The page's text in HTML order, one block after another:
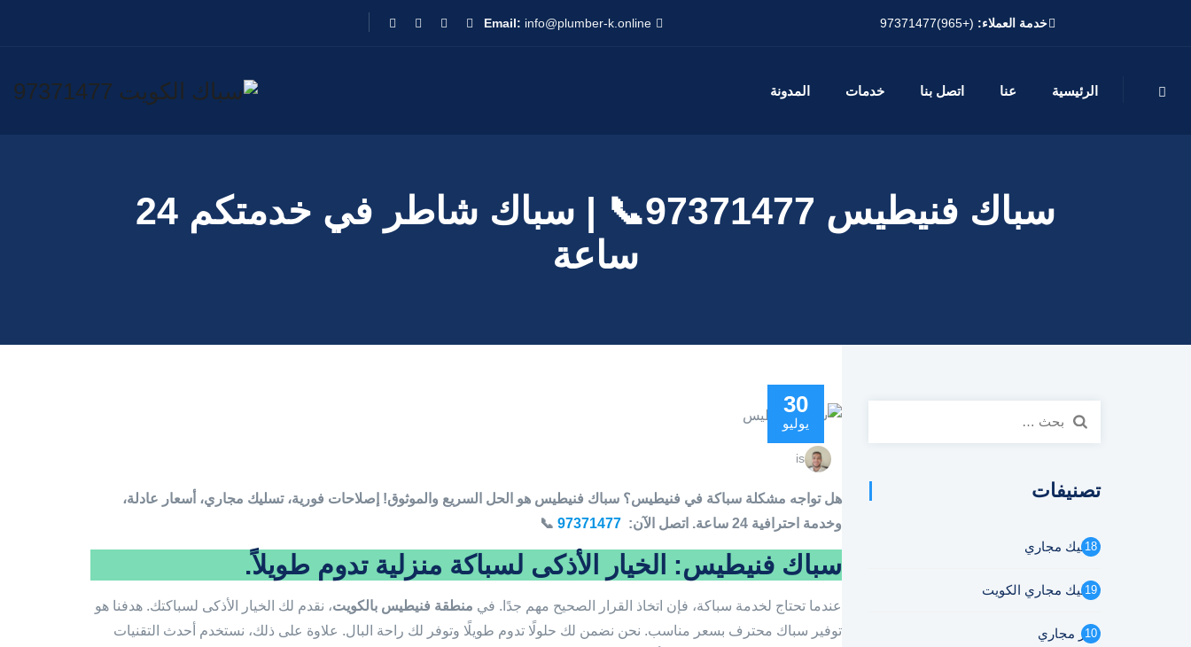
خدمة العملاء: (+965)97371477
Email: info@plumber-k.online
الرئيسية عنا اتصل بنا خدمات المدونة
سباك فنيطيس 97371477📞 | سباك شاطر في خدمتكم 24
ساعة
30
يوليو
is
هل تواجه مشكلة سباكة في فنيطيس؟ سباك فنيطيس هو الحل السريع والموثوق! إصلاحات فورية، تسليك مجاري، أسعار عادلة،
وخدمة احترافية 24 ساعة. اتصل الآن:
97371477
📞
سباك فنيطيس: الخيار الأذكى لسباكة منزلية تدوم طويلاً.
عندما تحتاج لخدمة سباكة، فإن اتخاذ القرار الصحيح مهم جدًا. في منطقة فنيطيس بالكويت، نقدم لك الخيار الأذكى لسباكتك. هدفنا هو
توفير سباك محترف بسعر مناسب. نحن نضمن لك حلولًا تدوم طويلًا وتوفر لك راحة البال. علاوة على ذلك، نستخدم أحدث التقنيات
البحث
تصنيفات
تسليك مجاري
18
تسليك مجاري الكويت
19
تنكر مجاري
10